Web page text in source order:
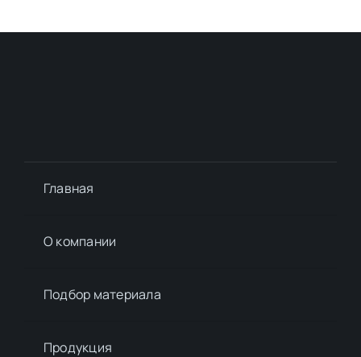
Главная
О компании
Подбор материалa
Продукция